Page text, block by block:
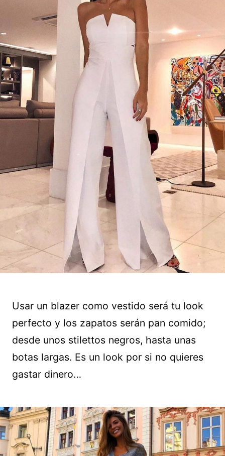
Usar un blazer como vestido será tu look
perfecto y los zapatos serán pan comido;
desde unos stilettos negros, hasta unas
botas largas. Es un look por si no quieres
gastar dinero…